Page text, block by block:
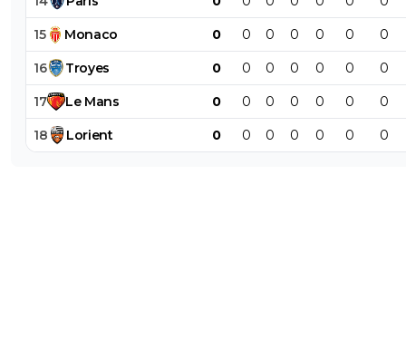
15 Monaco 0 0 0 0 0 0 0
16 Troyes 0 0 0 0 0 0 0
17 Le Mans 0 0 0 0 0 0 0
18 Lorient 0 0 0 0 0 0 0